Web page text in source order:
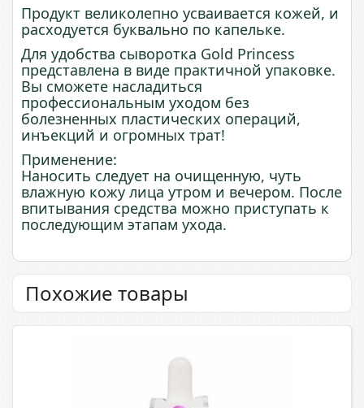
Продукт великолепно усваивается кожей, и
расходуется буквально по капельке.
Для удобства сыворотка Gold Princess
представлена в виде практичной упаковке.
Вы сможете насладиться
профессиональным уходом без
болезненных пластических операций,
инъекций и огромных трат!
Применение:
Наносить следует на очищенную, чуть
влажную кожу лица утром и вечером. После
впитывания средства можно приступать к
последующим этапам ухода.
Похожие товары